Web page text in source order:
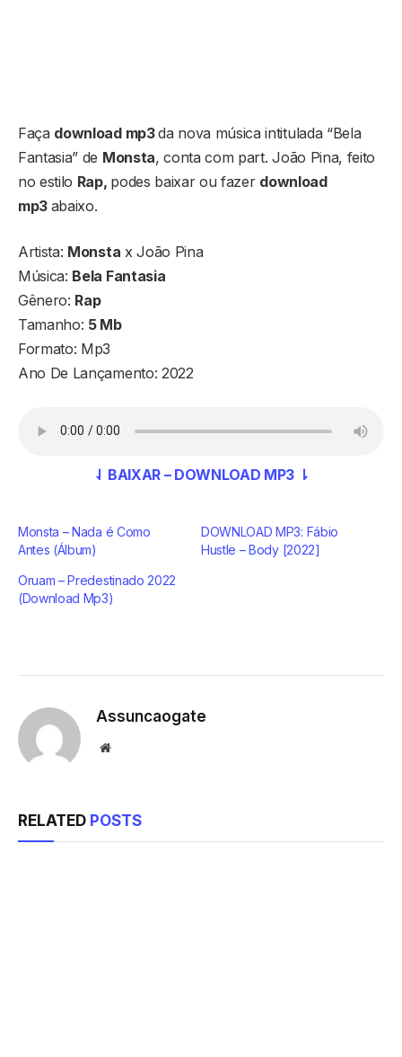
Faça download mp3da nova música intitulada “Bela
Fantasia” de Monsta, conta com part. João Pina, feito
no estilo Rap, podes baixar ou fazer download
mp3 abaixo.
Artista: Monsta x João Pina
Música: Bela Fantasia
Gênero: Rap
Tamanho: 5 Mb
Formato: Mp3
Ano De Lançamento: 2022
⇃ BAIXAR – DOWNLOAD MP3 ⇂
Monsta – Nada é Como
Antes (Álbum)
DOWNLOAD MP3: Fábio
Hustle – Body [2022]
Oruam – Predestinado 2022
(Download Mp3)
Assuncaogate
Website
RELATED POSTS